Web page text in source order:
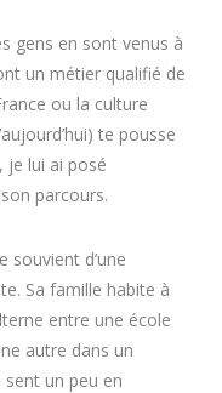
gens en sont venus à
un métier qualifié de
ou la culture
te pousse
je lui ai posé
parcours.
souvient d’une
Sa famille habite à
entre une école
autre dans un
sent un peu en